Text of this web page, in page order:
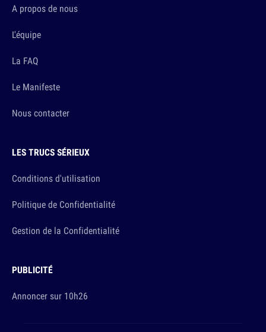
A propos de nous
L'équipe
La FAQ
Le Manifeste
Nous contacter
LES TRUCS SÉRIEUX
Conditions d'utilisation
Politique de Confidentialité
Gestion de la Confidentialité
PUBLICITÉ
Annoncer sur 10h26